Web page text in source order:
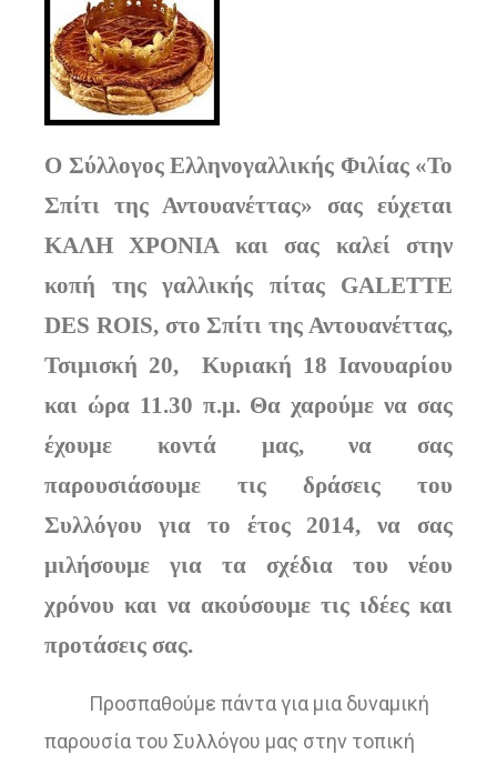
Ο Σύλλογος Ελληνογαλλικής Φιλίας «Το
Σπίτι της Αντουανέττας» σας εύχεται
ΚΑΛΗ ΧΡΟΝΙΑκαι σας καλεί στην
κοπή της γαλλικής πίτας GALETTE
DES ROIS, στο Σπίτι της Αντουανέττας,
Τσιμισκή 20, Κυριακή 18 Ιανουαρίου
και ώρα 11.30 π.μ. Θα χαρούμε να σας
έχουμε κοντά μας, να σας
παρουσιάσουμε τις δράσεις του
Συλλόγου για το έτος 2014, να σας
μιλήσουμε για τα σχέδια του νέου
χρόνου και να ακούσουμε τις ιδέες και
προτάσεις σας.
Προσπαθούμε πάντα για μια δυναμική
παρουσία του Συλλόγου μας στην τοπική